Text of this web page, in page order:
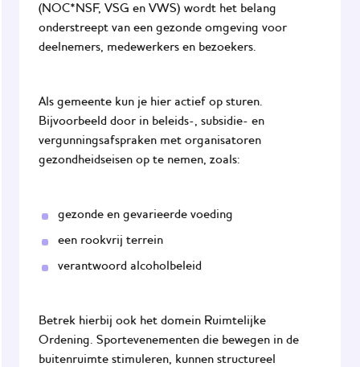
(NOC*NSF, VSG en VWS) wordt het belang
onderstreept van een gezonde omgeving voor
deelnemers, medewerkers en bezoekers.
Als gemeente kun je hier actief op sturen.
Bijvoorbeeld door in beleids-, subsidie- en
vergunningsafspraken met organisatoren
gezondheidseisen op te nemen, zoals:
gezonde en gevarieerde voeding
een rookvrij terrein
verantwoord alcoholbeleid
Betrek hierbij ook het domein Ruimtelijke
Ordening. Sportevenementen die bewegen in de
buitenruimte stimuleren, kunnen structureel
Gemeenten